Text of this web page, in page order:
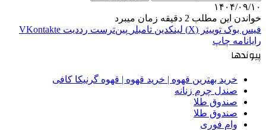
۱۴۰۴/۰۹/۱۰
خواندن این مطلب 2 دقیقه زمان میبرد
فیس بوک توییتر (X) لینکدین ‫تامبلر ‫پین‌ترست ‫رددیت ‫VKontakte
رایانامه چاپ
پیوندها
خرید بهترین قهوه | خرید قهوه | قهوه گرنیکا کافی
صندل چرم زنانه
صندوق طلا
صندوق طلا
وام فوری